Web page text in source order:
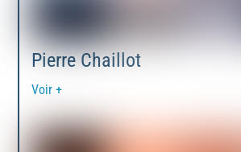
Pierre Chaillot
Voir +